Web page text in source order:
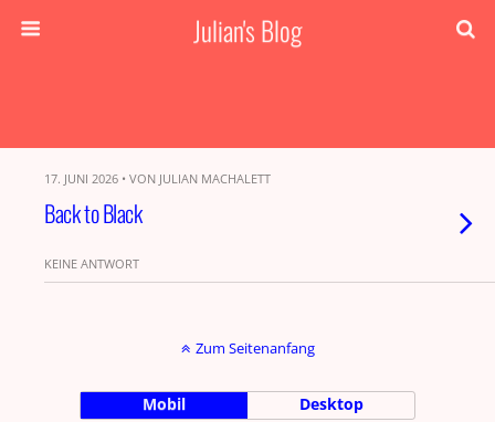
Julian's Blog
17. JUNI 2026 • VON JULIAN MACHALETT
Back to Black
KEINE ANTWORT
Zum Seitenanfang
Mobil Desktop